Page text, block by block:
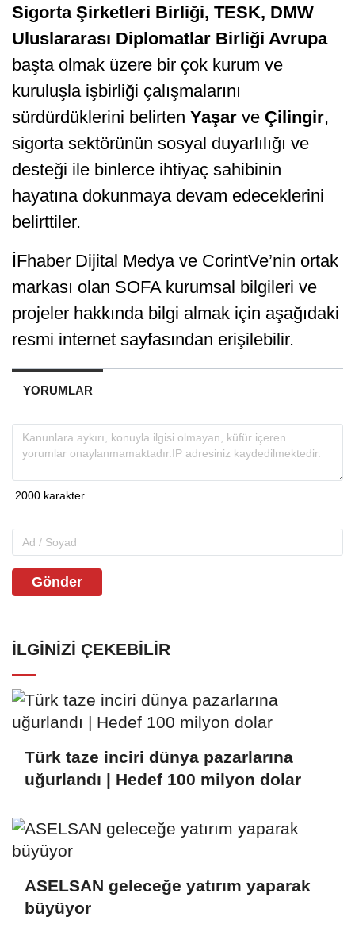
Sigorta Şirketleri Birliği, TESK, DMW
Uluslararası Diplomatlar Birliği Avrupa
başta olmak üzere bir çok kurum ve
kuruluşla işbirliği çalışmalarını
sürdürdüklerini belirten Yaşar ve Çilingir,
sigorta sektörünün sosyal duyarlılığı ve
desteği ile binlerce ihtiyaç sahibinin
hayatına dokunmaya devam edeceklerini
belirttiler.
İFhaber Dijital Medya ve CorintVe’nin ortak
markası olan SOFA kurumsal bilgileri ve
projeler hakkında bilgi almak için aşağıdaki
resmi internet sayfasından erişilebilir.
YORUMLAR
Gönder
İLGINIZI ÇEKEBILIR
Türk taze inciri dünya pazarlarına
uğurlandı | Hedef 100 milyon dolar
ASELSAN geleceğe yatırım yaparak
büyüyor